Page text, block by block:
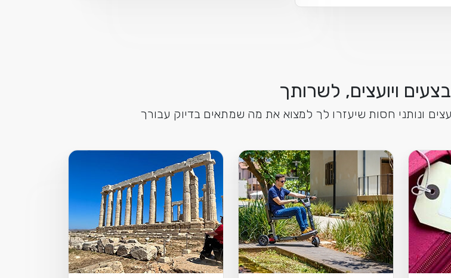
ויועצים, לשרותך
ונותני חסות שיעזרו לך למצוא את מה שמתאים בדיוק עבורך